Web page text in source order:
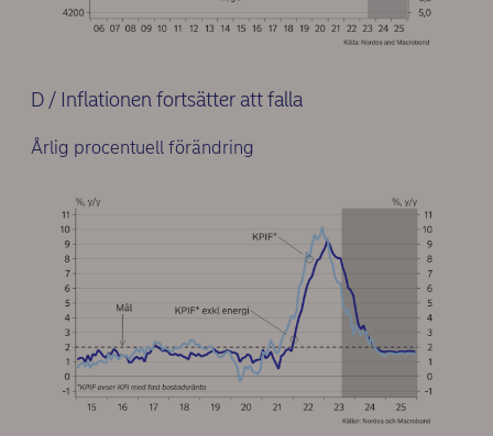
D / Inflationen fortsätter att falla
Årlig procentuell förändring